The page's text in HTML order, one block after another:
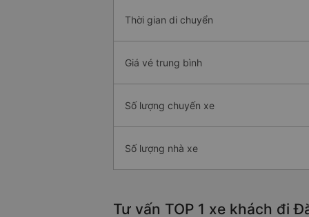
Thời gian di chuyển
Giá vé trung bình
Số lượng chuyến xe
Số lượng nhà xe
Tư vấn TOP 1 xe khách đi